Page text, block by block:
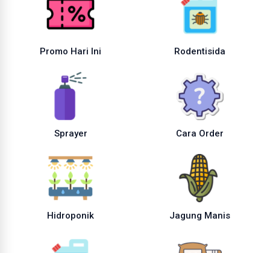
Promo Hari Ini Rodentisida
Sprayer Cara Order
Hidroponik Jagung Manis